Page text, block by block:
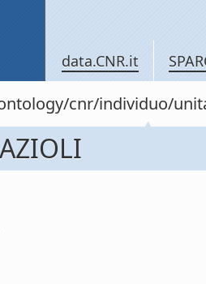
data.CNR.it
cnr/individuo/